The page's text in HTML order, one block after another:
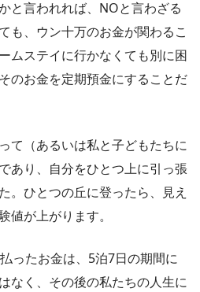
と言われれば、NOと言わざる
も、ウン十万のお金が関わるこ
ムステイに行かなくても別に困
のお金を定期預金にすることだ
て（あるいは私と子どもたちに
あり、自分をひとつ上に引っ張
。ひとつの丘に登ったら、見え
値が上がります。
ったお金は、5泊7日の期間に
なく、その後の私たちの人生に